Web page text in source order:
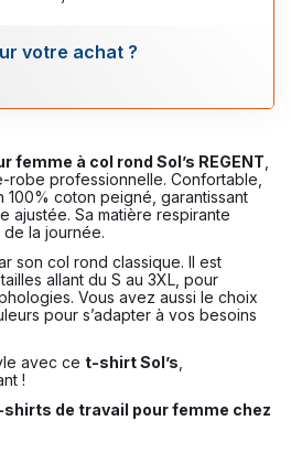
femme à col rond Sol’s REGENT
professionnelle. Confortable,
100% coton peigné, garantissant
ajustée. Sa matière respirante
la journée.
son col rond classique. Il est
allant du S au 3XL, pour
Vous avez aussi le choix
pour s’adapter à vos besoins
avec ce t-shirt Sol’s
!
de travail pour femme chez
votre achat ?